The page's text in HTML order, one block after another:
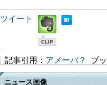
ツイート
記事引用： アメーバ？ ブ
ニュース画像